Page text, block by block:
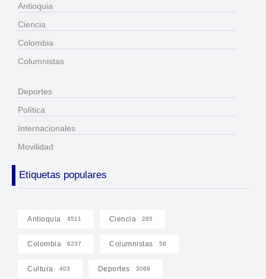
Antioquia
Ciencia
Colombia
Columnistas
Deportes
Política
Internacionales
Movilidad
Etiquetas populares
Antioquia 4511 Ciencia 285
Colombia 6237 Columnistas 58
Cultura 403 Deportes 3069